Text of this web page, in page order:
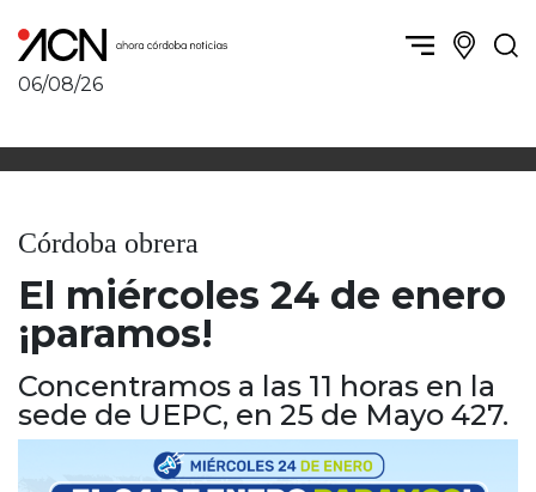
06/08/26
Política y Economía
Córdoba obrera
Córdoba, la Docta
Ambiente y sustentabilidad
Deportes
Córdoba diverse
Córdoba independiente
Nacionales
Internacionales
Humor
Córdoba, la ciudad
Villa María y zona
San Francisco y zona
Traslasierra
Punilla / Carlos Paz
Alta Gracia
Marcos Juárez
Río Primero
Valle de Calamuchita
Córdoba obrera
El miércoles 24 de enero
¡paramos!
Concentramos a las 11 horas en la
sede de UEPC, en 25 de Mayo 427.